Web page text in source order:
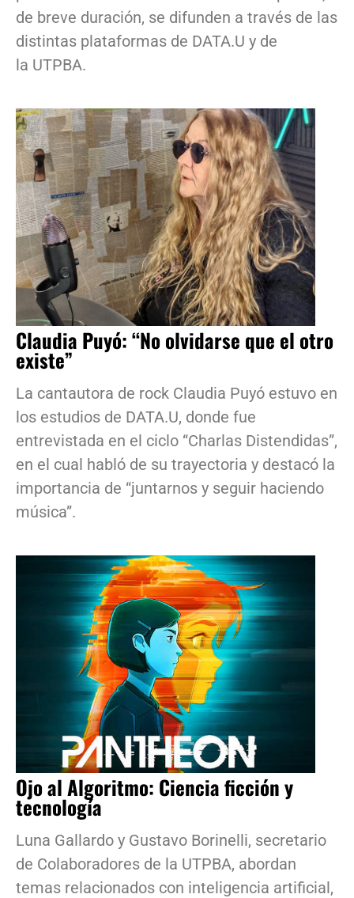
de breve duración, se difunden a través de las
distintas plataformas de DATA.U y de
la UTPBA.
Claudia Puyó: “No olvidarse que el otro
existe”
La cantautora de rock Claudia Puyó estuvo en
los estudios de DATA.U, donde fue
entrevistada en el ciclo “Charlas Distendidas”,
en el cual habló de su trayectoria y destacó la
importancia de “juntarnos y seguir haciendo
música”.
Ojo al Algoritmo: Ciencia ficción y
tecnología
Luna Gallardo y Gustavo Borinelli, secretario
de Colaboradores de la UTPBA, abordan
temas relacionados con inteligencia artificial,